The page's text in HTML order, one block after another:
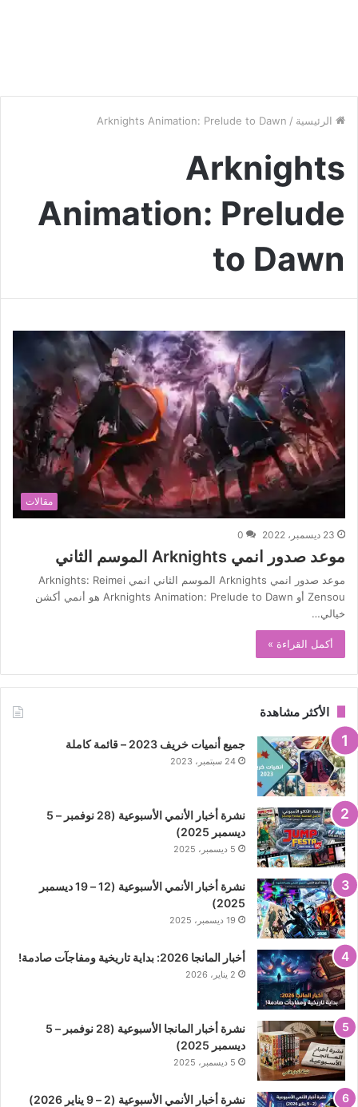
الرئيسية /
Arknights Animation: Prelude to Dawn
Arknights
Animation: Prelude
to Dawn
مقالات
23 ديسمبر، 2022 0
موعد صدور انمي Arknights الموسم الثاني
موعد صدور انمي Arknights الموسم الثاني انمي Arknights: Reimei
Zensou أو Arknights Animation: Prelude to Dawn هو أنمي أكشن
خيالي…
أكمل القراءة »
الأكثر مشاهدة
جميع أنميات خريف 2023 – قائمة كاملة
24 سبتمبر، 2023
نشرة أخبار الأنمي الأسبوعية (28 نوفمبر – 5
ديسمبر 2025)
5 ديسمبر، 2025
نشرة أخبار الأنمي الأسبوعية (12 – 19 ديسمبر
2025)
19 ديسمبر، 2025
أخبار المانجا 2026: بداية تاريخية ومفاجآت صادمة!
2 يناير، 2026
نشرة أخبار المانجا الأسبوعية (28 نوفمبر – 5
ديسمبر 2025)
5 ديسمبر، 2025
نشرة أخبار الأنمي الأسبوعية (2 – 9 يناير 2026)